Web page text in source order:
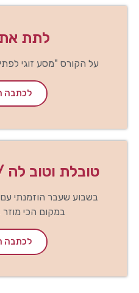
לתת
על הקורס "מסע זוגי
לכתבה
טובלת וטוב לה
בשבוע שעבר הוזמנתי
במקום הכי
לכתבה